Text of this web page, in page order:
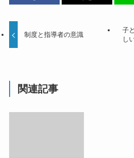
制度と指導者の意識
子
し
関連記事